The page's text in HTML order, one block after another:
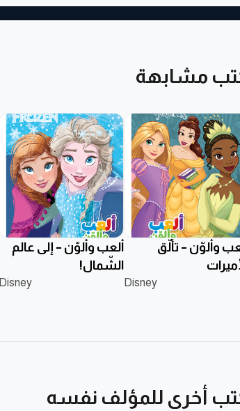
مشابهة
وألوّن – تألُّق
Disney
ألعب وألوّن – إلى عالم
الشّمال!
Disney
أخرى للمؤلف نفسه